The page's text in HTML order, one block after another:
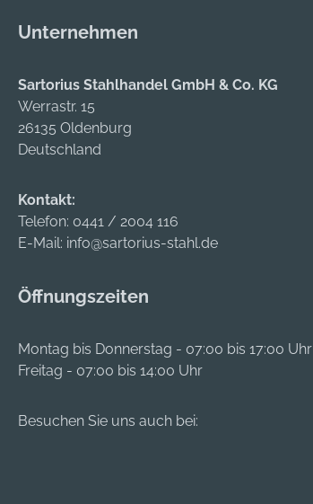
Unternehmen
Sartorius Stahlhandel GmbH & Co. KG
Werrastr. 15
26135 Oldenburg
Deutschland
Kontakt:
Telefon: 0441 / 2004 116
E-Mail: info@sartorius-stahl.de
Öffnungszeiten
Montag bis Donnerstag - 07:00 bis 17:00 Uhr
Freitag - 07:00 bis 14:00 Uhr
Besuchen Sie uns auch bei: